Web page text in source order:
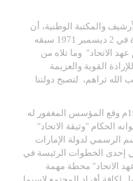
والمكتبة الوطنية، أن
تاريخ قيام اتحاد دولة الإمارات العربية المتحدة في 2 ديسمبر 1971 سبقه
عهد الاتحاد" وما تلاه من
القوية والعزيمة
ثراهم، لتصبح دولتنا
في مثل هذا اليوم عام 1971م وقع المؤسس المغفور له
الحكام "وثيقة الاتحاد"
الرسمي لدولة الإمارات
إحدى الخطوات الرئيسة في
الاتحاد" محطة مهمة